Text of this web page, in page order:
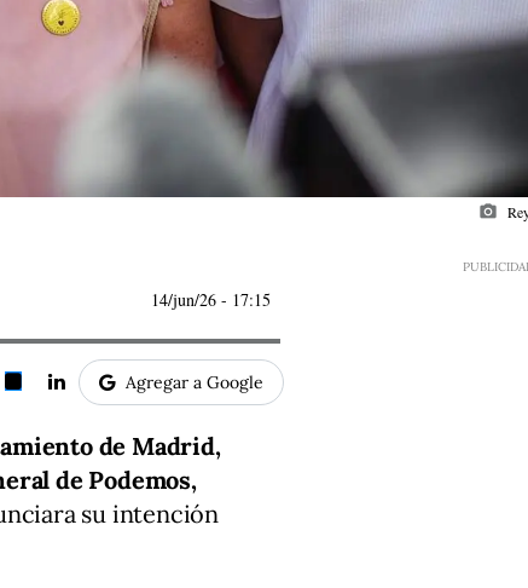
photo_camera
14/jun/26 - 17:15
Agregar a Google
de Madrid,
de Podemos,
su intención